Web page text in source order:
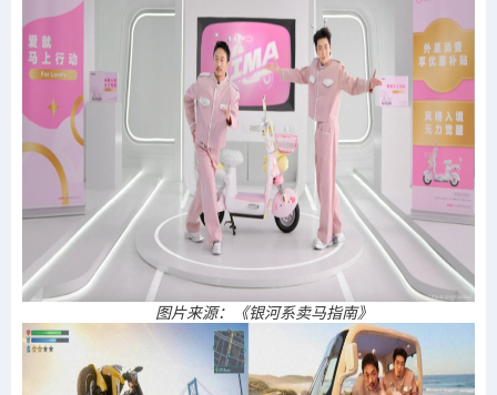
图片来源：《银河系卖马指南》